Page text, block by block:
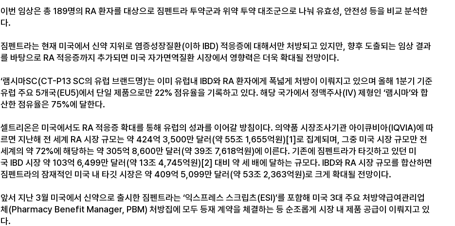
이번 임상은 총 189명의 RA환자를 대상으로 짐펜트라 투약군과 위약 투약 대조군으로 나눠 유효성 안전성 등을 비교 분석한
다.
짐펜트라는 현재 미국에서 신약 지위로 염증성장질환(이하 IBD) 적응증에 대해서만 처방되고 있지만 향후 도출되는 임상 결과
를 바탕으로 RA적응증까지 추가되면 미국 자가면역질환 시장에서 영향력은 더욱 확대될 전망이다.
‘램시마SC(CT-P13 SC의 유럽 브랜드명)‘는 이미 유럽내 IBD와 RA환자에게 폭넓게 처방이 이뤄지고 있으며 올해 1분기 기준
유럽 주요 5개국(EU5)에서 단일 제품으로만 22% 점유율을 기록하고 있다. 해당 국가에서 정맥주사(IV) 제형인 ‘램시마’와 합
산한 점유율은 75%에 달한다.
셀트리온은 미국에서도 RA적응증 확대를 통해 유럽의 성과를 이어갈 방침이다. 의약품 시장조사기관 아이큐비아(IQVIA)에 따
르면 지난해 전 세계 RA 시장 규모는 약 424억 3,500만 달러 (약 55조 1,655억원)[1]로 집계되며 그중 미국 시장 규모만 전
세계의 약 72%에 해당하는 약 305억 8,600만 달러 (약 39조 7,618억원)에 이른다. 기존에 짐펜트라가 타깃하고 있던 미
국 IBD 시장 약 103억 6,499만 달러 (약 13조 4,745억원)[2] 대비 약 세 배에 달하는 규모다. IBD와 RA 시장 규모를 합산하면
짐펜트라의 잠재적인 미국 내 타깃 시장은 약 409억 5,099만 달러 (약 53조 2,363억원)로 크게 확대될 전망이다.
앞서 지난 3월 미국에서 신약으로 출시한 짐펜트라는 ‘익스프레스 스크립츠(ESI)’를 포함해 미국 3대 주요 처방약급여관리업
체 (Pharmacy Benefit Manager, PBM) 처방집에 모두 등재 계약을 체결하는 등 순조롭게 시장 내 제품 공급이 이뤄지고 있
다.